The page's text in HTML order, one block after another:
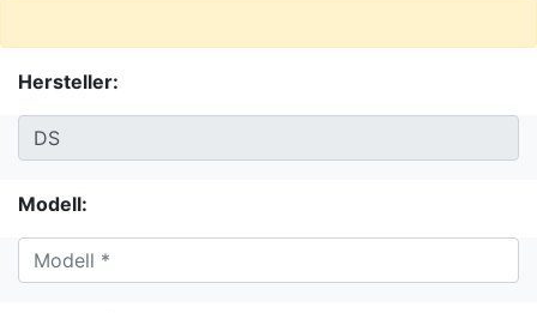
Hersteller:
Modell: